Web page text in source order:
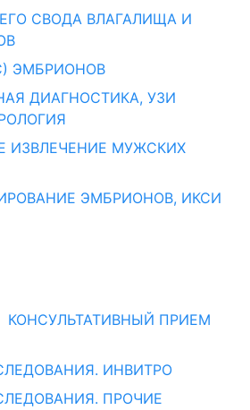
СВОДА ВЛАГАЛИЩА И
ЭМБРИОНОВ
ДИАГНОСТИКА, УЗИ
ИЗВЛЕЧЕНИЕ МУЖСКИХ
ЭМБРИОНОВ, ИКСИ
КОНСУЛЬТАТИВНЫЙ ПРИЕМ
ИНВИТРО
ПРОЧИЕ